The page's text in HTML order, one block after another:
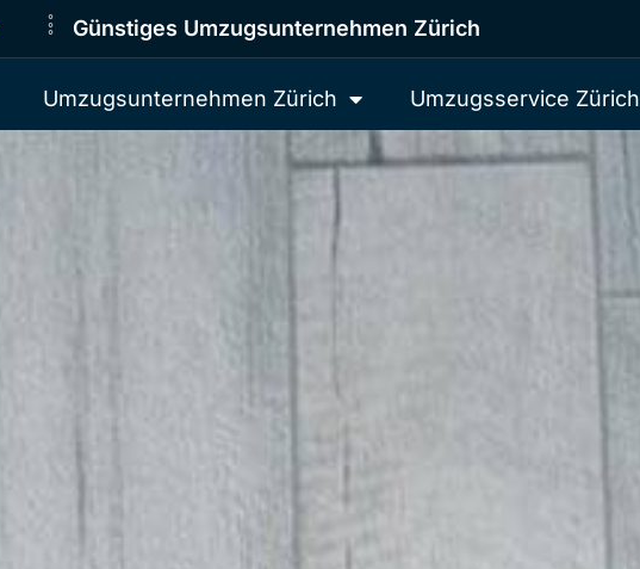
Günstiges Umzugsunternehmen Zürich
Umzugsunternehmen Zürich Umzugsservice Zürich